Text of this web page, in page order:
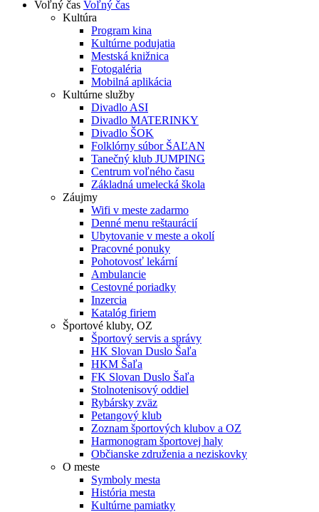
Voľný čas Voľný čas
Kultúra
Program kina
Kultúrne podujatia
Mestská knižnica
Fotogaléria
Mobilná aplikácia
Kultúrne služby
Divadlo ASI
Divadlo MATERINKY
Divadlo ŠOK
Folklórny súbor ŠAĽAN
Tanečný klub JUMPING
Centrum voľného času
Základná umelecká škola
Záujmy
Wifi v meste zadarmo
Denné menu reštaurácií
Ubytovanie v meste a okolí
Pracovné ponuky
Pohotovosť lekární
Ambulancie
Cestovné poriadky
Inzercia
Katalóg firiem
Športové kluby, OZ
Športový servis a správy
HK Slovan Duslo Šaľa
HKM Šaľa
FK Slovan Duslo Šaľa
Stolnotenisový oddiel
Rybársky zväz
Petangový klub
Zoznam športových klubov a OZ
Harmonogram športovej haly
Občianske združenia a neziskovky
O meste
Symboly mesta
História mesta
Kultúrne pamiatky